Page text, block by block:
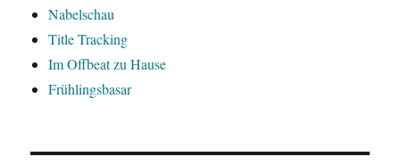
Nabelschau
Title Tracking
Im Offbeat zu Hause
Frühlingsbasar